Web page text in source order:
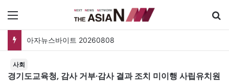
아자뉴스바이트 20260808
사회
경기도교육청, 감사 거부·감사 결과 조치 미이행 사립유치원